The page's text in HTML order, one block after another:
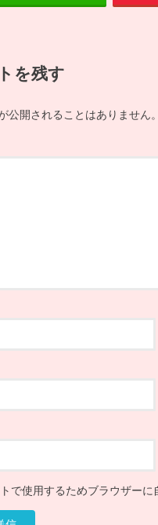
を残す
公開されることはありません。
で使用するためブラウザーに